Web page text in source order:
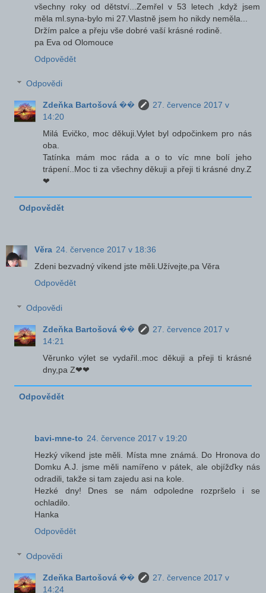
všechny roky od dětství...Zemřel v 53 letech ,když jsem
měla ml.syna-bylo mi 27.Vlastně jsem ho nikdy neměla...
Držím palce a přeju vše dobré vaší krásné rodině.
pa Eva od Olomouce
Odpovědět
Odpovědi
Zdeňka Bartošová ��
27. července 2017 v
14:20
Milá Evičko, moc děkuji.Vylet byl odpočinkem pro nás
oba.
Tatínka mám moc ráda a o to víc mne bolí jeho
trápení..Moc ti za všechny děkuji a přeji ti krásné dny.Z
❤
Odpovědět
Věra 24. července 2017 v 18:36
Zdeni bezvadný víkend jste měli.Užívejte,pa Věra
Odpovědět
Odpovědi
Zdeňka Bartošová ��
27. července 2017 v
14:21
Věrunko výlet se vydařil..moc děkuji a přeji ti krásné
dny,pa Z❤❤
Odpovědět
bavi-mne-to 24. července 2017 v 19:20
Hezký víkend jste měli. Místa mne známá. Do Hronova do
Domku A.J. jsme měli namířeno v pátek, ale objížďky nás
odradili, takže si tam zajedu asi na kole.
Hezké dny! Dnes se nám odpoledne rozpršelo i se
ochladilo.
Hanka
Odpovědět
Odpovědi
Zdeňka Bartošová ��
27. července 2017 v
14:24